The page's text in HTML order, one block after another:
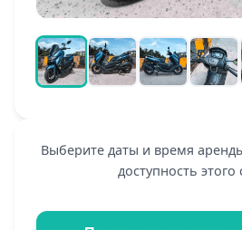
Выберите даты и время
доступность этого